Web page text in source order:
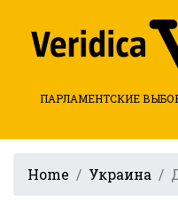
ПАРЛАМЕНТСКИЕ
Home Украина